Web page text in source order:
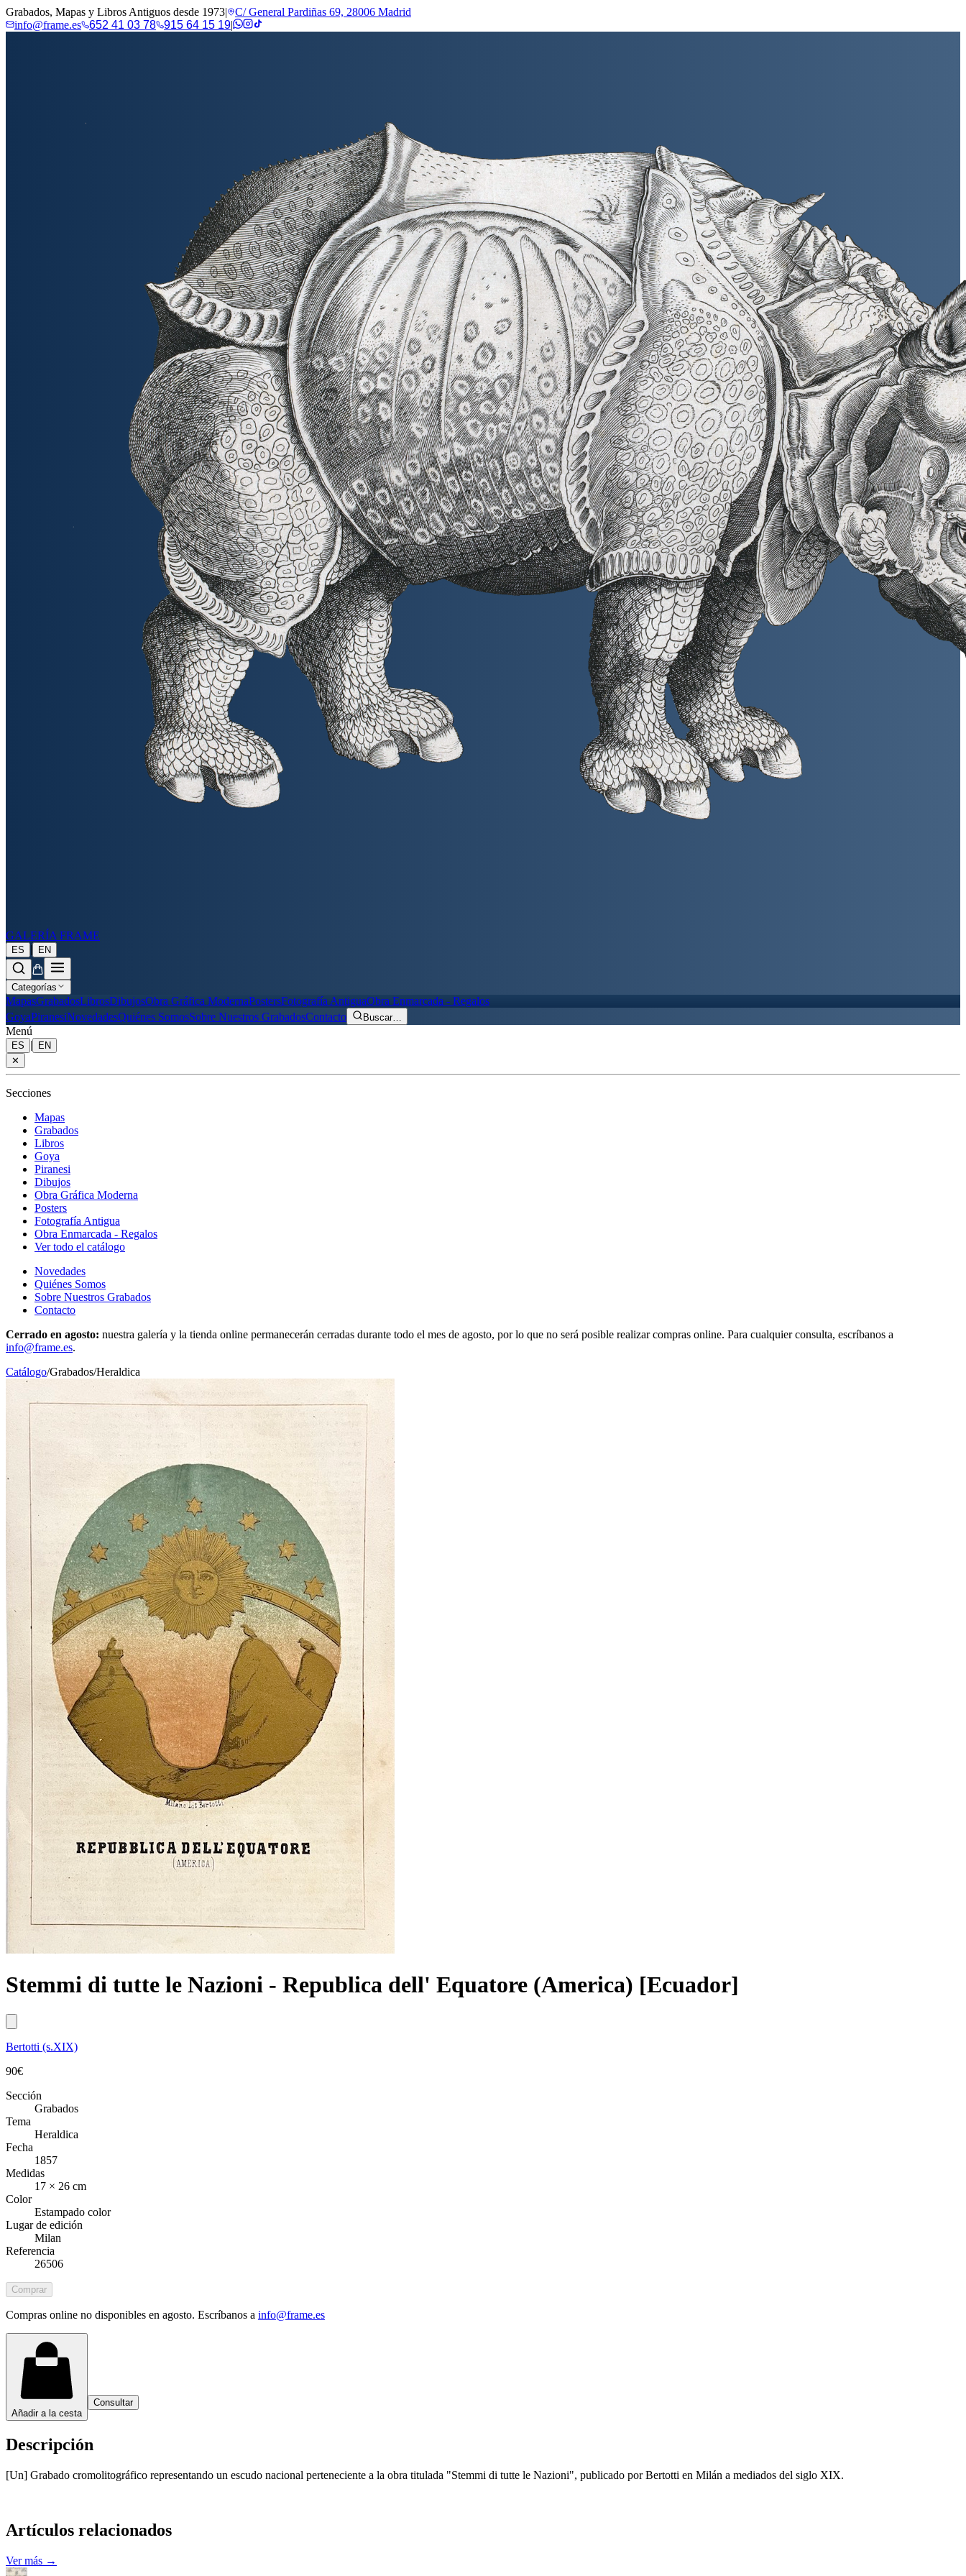
Grabados, Mapas y Libros Antiguos desde 1973|
C/ General Pardiñas 69, 28006 Madrid
info@frame.es
652 41 03 78 915 64 15 19|
GALERÍA FRAME
ES | EN
Categorías
MapasGrabadosLibrosDibujosObra Gráfica ModernaPostersFotografía AntiguaObra Enmarcada - Regalos
GoyaPiranesiNovedadesQuiénes SomosSobre Nuestros GrabadosContacto Buscar…
Menú
ES |
EN
✕
Secciones
Mapas
Grabados
Libros
Goya
Piranesi
Dibujos
Obra Gráfica Moderna
Posters
Fotografía Antigua
Obra Enmarcada - Regalos
Ver todo el catálogo
Novedades
Quiénes Somos
Sobre Nuestros Grabados
Contacto
Cerrado en agosto: nuestra galería y la tienda online permanecerán cerradas durante todo el mes de agosto, por lo que no será posible realizar compras online. Para cualquier consulta, escríbanos a
info@frame.es.
Catálogo/Grabados/Heraldica
Stemmi di tutte le Nazioni - Republica dell' Equatore (America) [Ecuador]
Bertotti (s.XIX)
90€
Sección
Grabados
Tema
Heraldica
Fecha
1857
Medidas
17 × 26 cm
Color
Estampado color
Lugar de edición
Milan
Referencia
26506
Comprar
Compras online no disponibles en agosto. Escríbanos a info@frame.es
Añadir a la cesta
Consultar
Descripción
[Un] Grabado cromolitográfico representando un escudo nacional perteneciente a la obra titulada "Stemmi di tutte le Nazioni", publicado por Bertotti en Milán a mediados del siglo XIX.
Artículos relacionados
Ver más →